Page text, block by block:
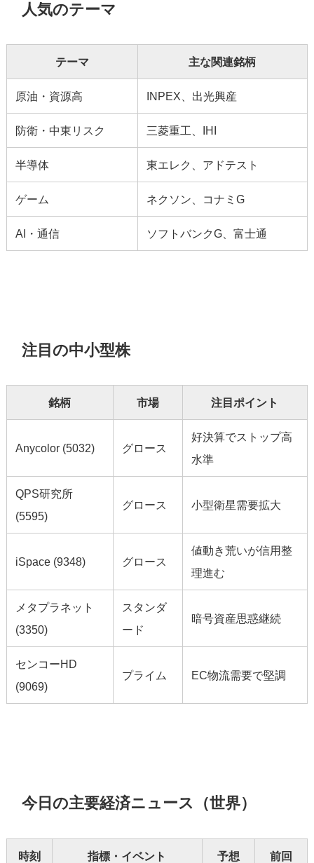
人気のテーマ
テーマ 主な関連銘柄
原油・資源高 INPEX、出光興産
防衛・中東リスク 三菱重工、IHI
半導体 東エレク、アドテスト
ゲーム ネクソン、コナミG
AI・通信 ソフトバンクG、富士通
注目の中小型株
銘柄 市場 注目ポイント
Anycolor (5032) グロース
好決算でストップ高
水準
QPS研究所
(5595)
グロース 小型衛星需要拡大
iSpace (9348) グロース
値動き荒いが信用整
理進む
メタプラネット
(3350)
スタンダ
ード
暗号資産思惑継続
センコーHD
(9069)
プライム EC物流需要で堅調
今日の主要経済ニュース（世界）
時刻 指標・イベント 予想 前回